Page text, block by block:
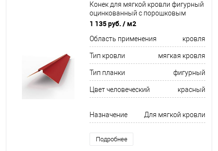
Конек для мягкой кровли фигурный
оцинкованный c порошковым
покрытием 0,45мм RAL 3001
1 135 руб. / м2
Область применения кровля
Тип кровли мягкая кровля
Тип планки фигурный
Цвет человеческий красный
Назначение Для мягкой кровли
Подробнее